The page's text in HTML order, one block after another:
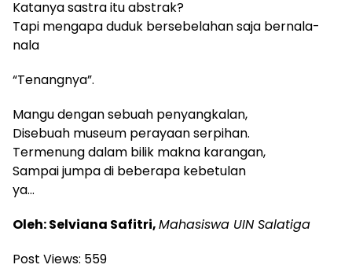
Katanya sastra itu abstrak?
Tapi mengapa duduk bersebelahan saja bernala-
nala
“Tenangnya”.
Mangu dengan sebuah penyangkalan,
Disebuah museum perayaan serpihan.
Termenung dalam bilik makna karangan,
Sampai jumpa di beberapa kebetulan
ya…
Oleh: Selviana Safitri,Mahasiswa UIN Salatiga
Post Views: 559